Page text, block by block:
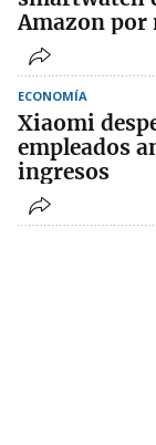
Amazon por
ECONOMÍA
Xiaomi
empleados
ingresos